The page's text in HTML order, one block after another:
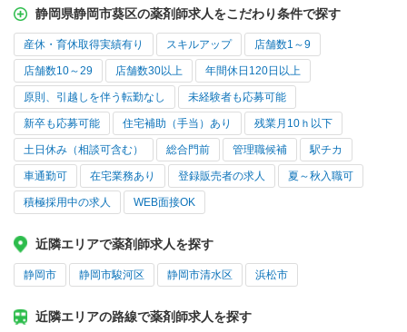
静岡県静岡市葵区の薬剤師求人をこだわり条件で探す
産休・育休取得実績有り スキルアップ 店舗数1～9
店舗数10～29 店舗数30以上 年間休日120日以上
原則、引越しを伴う転勤なし 未経験者も応募可能
新卒も応募可能 住宅補助（手当）あり 残業月10ｈ以下
土日休み（相談可含む） 総合門前 管理職候補 駅チカ
車通勤可 在宅業務あり 登録販売者の求人 夏～秋入職可
積極採用中の求人 WEB面接OK
近隣エリアで薬剤師求人を探す
静岡市 静岡市駿河区 静岡市清水区 浜松市
近隣エリアの路線で薬剤師求人を探す